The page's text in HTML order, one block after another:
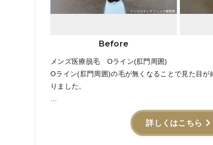
Before
メンズ医療脱毛 Oライン(肛門周囲)
Oライン(肛門周囲)の毛が無くなることで見た目が
りました。
詳しくはこちら